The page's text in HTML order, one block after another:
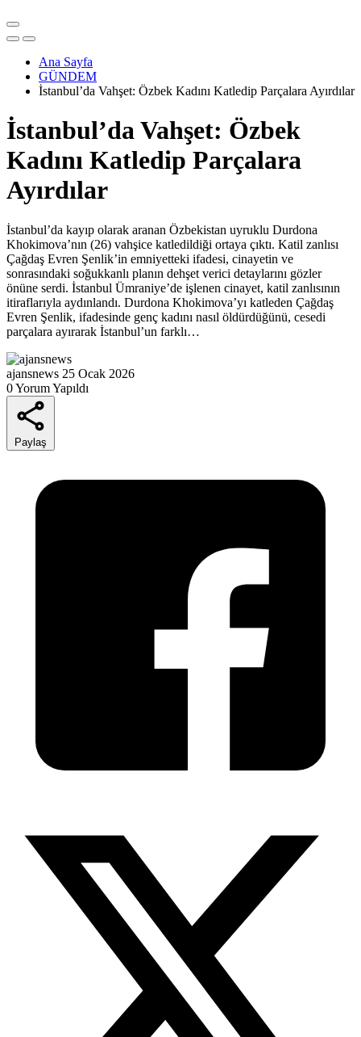
Ana Sayfa
GÜNDEM
İstanbul’da Vahşet: Özbek Kadını Katledip Parçalara Ayırdılar
İstanbul’da Vahşet: Özbek
Kadını Katledip Parçalara
Ayırdılar
İstanbul’da kayıp olarak aranan Özbekistan uyruklu Durdona
Khokimova’nın (26) vahşice katledildiği ortaya çıktı. Katil zanlısı
Çağdaş Evren Şenlik’in emniyetteki ifadesi, cinayetin ve
sonrasındaki soğukkanlı planın dehşet verici detaylarını gözler
önüne serdi. İstanbul Ümraniye’de işlenen cinayet, katil zanlısının
itiraflarıyla aydınlandı. Durdona Khokimova’yı katleden Çağdaş
Evren Şenlik, ifadesinde genç kadını nasıl öldürdüğünü, cesedi
parçalara ayırarak İstanbul’un farklı…
ajansnews 25 Ocak 2026
0 Yorum Yapıldı
Paylaş